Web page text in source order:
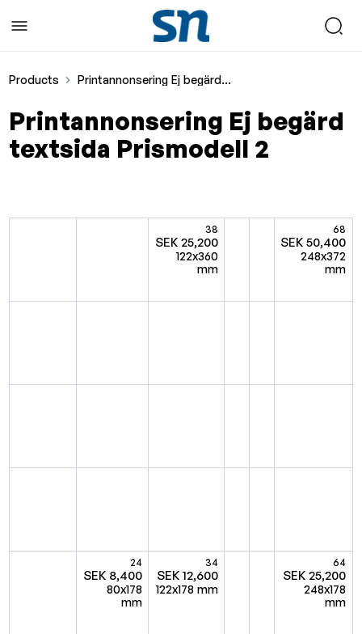
Products Printannonsering Ej begärd textsida Prismodell 2
Printannonsering Ej begärd
textsida Prismodell 2
38
SEK 25,200
122x360
mm
68
SEK 50,400
248x372
mm
24
SEK 8,400
80x178
mm
34
SEK 12,600
122x178 mm
64
SEK 25,200
248x178
mm